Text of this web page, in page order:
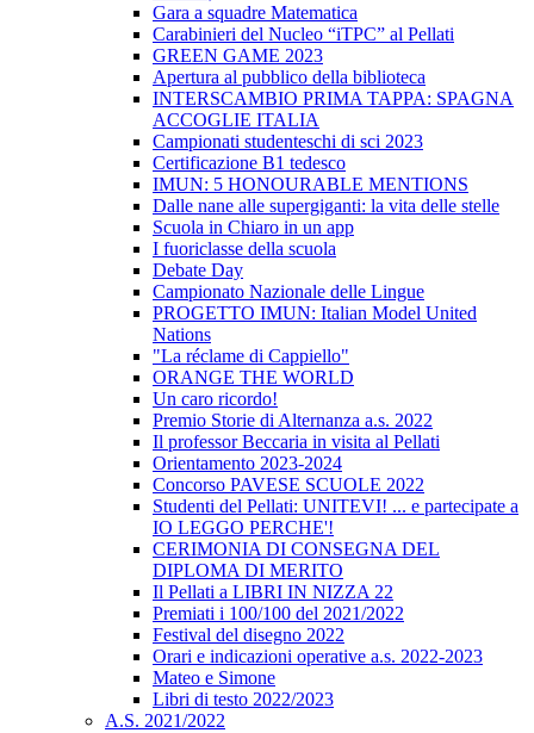
Gara a squadre Matematica
Carabinieri del Nucleo “iTPC” al Pellati
GREEN GAME 2023
Apertura al pubblico della biblioteca
INTERSCAMBIO PRIMA TAPPA: SPAGNA
ACCOGLIE ITALIA
Campionati studenteschi di sci 2023
Certificazione B1 tedesco
IMUN: 5 HONOURABLE MENTIONS
Dalle nane alle supergiganti: la vita delle stelle
Scuola in Chiaro in un app
I fuoriclasse della scuola
Debate Day
Campionato Nazionale delle Lingue
PROGETTO IMUN: Italian Model United
Nations
"La réclame di Cappiello"
ORANGE THE WORLD
Un caro ricordo!
Premio Storie di Alternanza a.s. 2022
Il professor Beccaria in visita al Pellati
Orientamento 2023-2024
Concorso PAVESE SCUOLE 2022
Studenti del Pellati: UNITEVI! ... e partecipate a
IO LEGGO PERCHE'!
CERIMONIA DI CONSEGNA DEL
DIPLOMA DI MERITO
Il Pellati a LIBRI IN NIZZA 22
Premiati i 100/100 del 2021/2022
Festival del disegno 2022
Orari e indicazioni operative a.s. 2022-2023
Mateo e Simone
Libri di testo 2022/2023
A.S. 2021/2022